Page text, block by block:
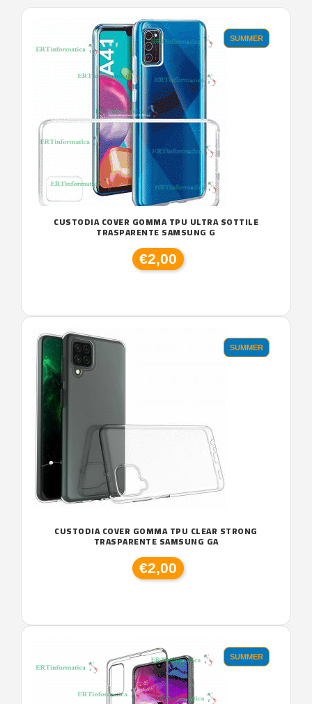
SUMMER
CUSTODIA COVER GOMMA TPU ULTRA SOTTILE
TRASPARENTE SAMSUNG G
€2,00
SUMMER
CUSTODIA COVER GOMMA TPU CLEAR STRONG
TRASPARENTE SAMSUNG GA
€2,00
SUMMER